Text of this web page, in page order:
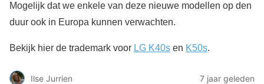
Mogelijk dat we enkele van deze nieuwe modellen op den
duur ook in Europa kunnen verwachten.
Bekijk hier de trademark voor LG K40s en K50s.
Ilse Jurrien
7 jaar geleden